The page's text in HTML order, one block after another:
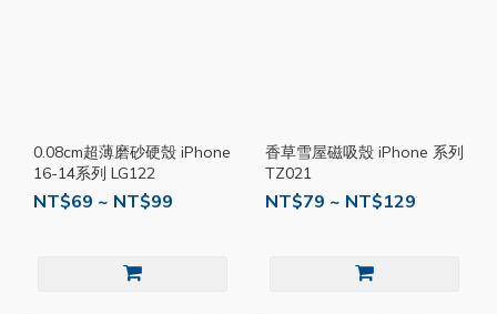
0.08cm超薄磨砂硬殼 iPhone
16-14系列 LG122
NT$69 ~ NT$99
香草雪屋磁吸殼 iPhone 系列
TZ021
NT$79 ~ NT$129